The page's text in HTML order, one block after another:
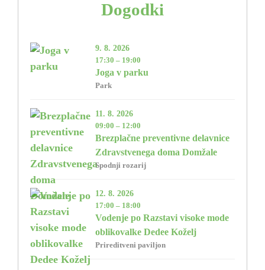
Dogodki
9. 8. 2026
17:30 – 19:00
Joga v parku
Park
11. 8. 2026
09:00 – 12:00
Brezplačne preventivne delavnice
Zdravstvenega doma Domžale
Spodnji rozarij
12. 8. 2026
17:00 – 18:00
Vodenje po Razstavi visoke mode
oblikovalke Dedee Koželj
Prireditveni paviljon